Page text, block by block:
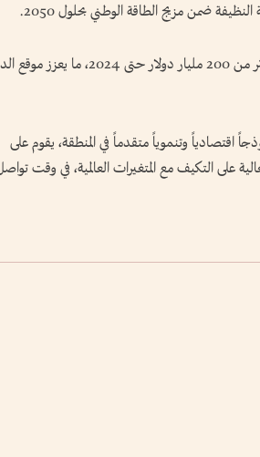
وبلغت الاستثمارات التراكمية في قطاع الطاقة المتجددة أكثر من 200 مليار دولار حتى
تقدم نموذجاً اقتصادياً وتنموياً متقدماً في المنطقة، يقوم على
على التكيف مع المتغيرات العالمية، في وقت